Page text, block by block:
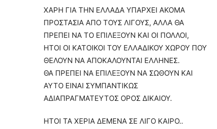
ΧΑΡΗ ΓΙΑ ΤΗΝ ΕΛΛΑΔΑ ΥΠΑΡΧΕΙ ΑΚΟΜΑ
ΠΡΟΣΤΑΣΙΑ ΑΠΟ ΤΟΥΣ ΛΙΓΟΥΣ, ΑΛΛΑ ΘΑ
ΠΡΕΠΕΙ ΝΑ ΤΟ ΕΠΙΛΕΞΟΥΝ ΚΑΙ ΟΙ ΠΟΛΛΟΙ,
ΗΤΟΙ ΟΙ ΚΑΤΟΙΚΟΙ ΤΟΥ ΕΛΛΑΔΙΚΟΥ ΧΩΡΟΥ ΠΟΥ
ΘΕΛΟΥΝ ΝΑ ΑΠΟΚΑΛΟΥΝΤΑΙ ΕΛΛΗΝΕΣ.
ΘΑ ΠΡΕΠΕΙ ΝΑ ΕΠΙΛΕΞΟΥΝ ΝΑ ΣΩΘΟΥΝ ΚΑΙ
ΑΥΤΟ ΕΙΝΑΙ ΣΥΜΠΑΝΤΙΚΩΣ
ΑΔΙΑΠΡΑΓΜΑΤΕΥΤΟΣ ΟΡΟΣ ΔΙΚΑΙΟΥ.
ΗΤΟΙ ΤΑ ΧΕΡΙΑ ΔΕΜΕΝΑ ΣΕ ΛΙΓΟ ΚΑΙΡΟ..